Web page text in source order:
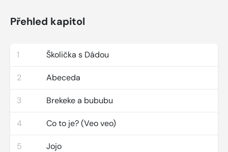
Přehled kapitol
1 Školička s Dádou
2 Abeceda
3 Brekeke a bububu
4 Co to je? (Veo veo)
5 Jojo